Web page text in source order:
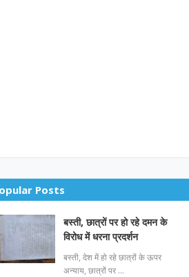
Posts
बस्ती, छात्रों पर हो रहे दमन के
विरोध में धरना प्रदर्शन
बस्ती, देश में हो रहे छात्रों के ऊपर
अन्याय, छात्रों पर …